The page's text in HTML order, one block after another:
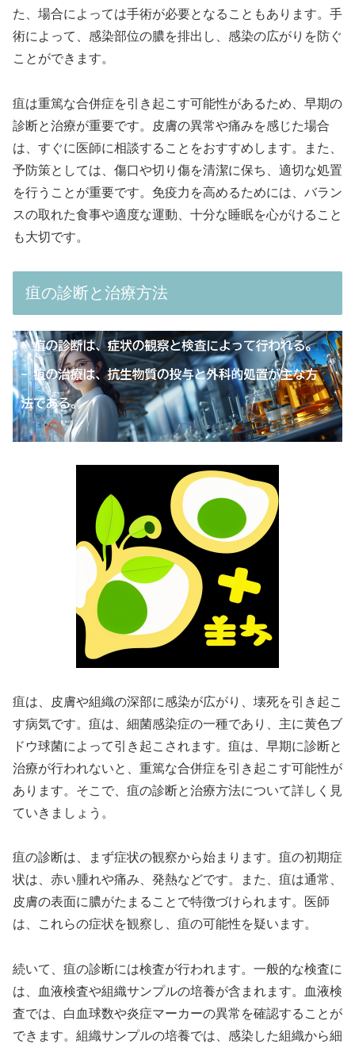
た、場合によっては手術が必要となることもあります。手
術によって、感染部位の膿を排出し、感染の広がりを防ぐ
ことができます。
疽は重篤な合併症を引き起こす可能性があるため、早期の
診断と治療が重要です。皮膚の異常や痛みを感じた場合
は、すぐに医師に相談することをおすすめします。また、
予防策としては、傷口や切り傷を清潔に保ち、適切な処置
を行うことが重要です。免疫力を高めるためには、バラン
スの取れた食事や適度な運動、十分な睡眠を心がけること
も大切です。
疽の診断と治療方法
疽は、皮膚や組織の深部に感染が広がり、壊死を引き起こ
す病気です。疽は、細菌感染症の一種であり、主に黄色ブ
ドウ球菌によって引き起こされます。疽は、早期に診断と
治療が行われないと、重篤な合併症を引き起こす可能性が
あります。そこで、疽の診断と治療方法について詳しく見
ていきましょう。
疽の診断は、まず症状の観察から始まります。疽の初期症
状は、赤い腫れや痛み、発熱などです。また、疽は通常、
皮膚の表面に膿がたまることで特徴づけられます。医師
は、これらの症状を観察し、疽の可能性を疑います。
続いて、疽の診断には検査が行われます。一般的な検査に
は、血液検査や組織サンプルの培養が含まれます。血液検
査では、白血球数や炎症マーカーの異常を確認することが
できます。組織サンプルの培養では、感染した組織から細